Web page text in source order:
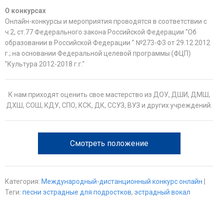
О конкурсах
Онлайн-конкурсы и мероприятия проводятся в соответствии с
ч.2, ст.77 Федерального закона Российской Федерации “Об
образовании в Российской Федерации ” №273-Ф3 от 29.12.2012
г.; на основании Федеральной целевой программы (ФЦП)
"Культура 2012-2018 г.г."
К нам приходят оценить свое мастерство из ДОУ, ДШИ, ДМШ,
ДХШ, СОШ, КДУ, СПО, КСК, ДК, ССУЗ, ВУЗ и других учреждений.
Смотреть положение
Категория: Международный-дистанционный конкурс онлайн
Теги: песни эстрадные для подростков, эстрадный вокал